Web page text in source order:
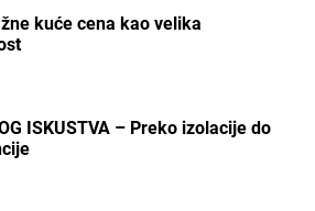
kuće cena kao velika
ISKUSTVA – Preko izolacije do